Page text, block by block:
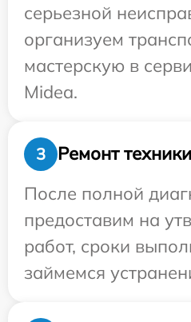
серьезной
организуем
мастерскую в
Midea.
3
Ремонт техники
После полной
предоставим на
работ, сроки
займемся